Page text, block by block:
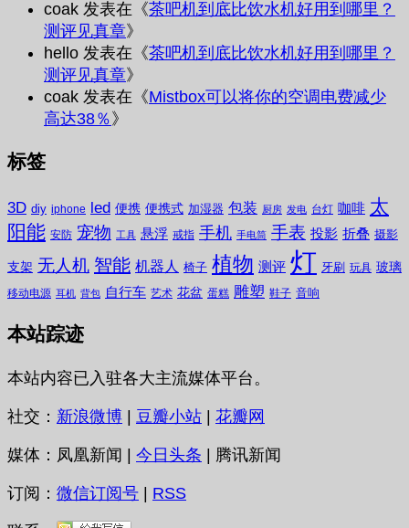
coak 发表在《茶吧机到底比饮水机好用到哪里？
测评见真章》
hello 发表在《茶吧机到底比饮水机好用到哪里？
测评见真章》
coak 发表在《Mistbox可以将你的空调电费减少
高达38％ 》
标签
3D diy iphone led 便携 便携式 加湿器 包装 厨房 发电 台灯 咖啡 太
阳能 安防 宠物 工具 悬浮 戒指 手机 手电筒 手表 投影 折叠 摄影
支架 无人机 智能 机器人 椅子 植物 测评 灯 牙刷 玩具 玻璃
移动电源 耳机 背包 自行车 艺术 花盆 蛋糕 雕塑 鞋子 音响
本站踪迹
本站内容已入驻各大主流媒体平台。
社交： 新浪微博 | 豆瓣小站 | 花瓣网
媒体：凤凰新闻 | 今日头条 | 腾讯新闻
订阅： 微信订阅号 | RSS